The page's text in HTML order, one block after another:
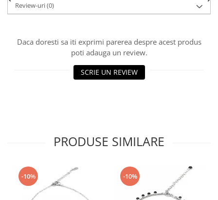
Review-uri(0)
Daca doresti sa iti exprimi parerea despre acest produs
poti adauga un review.
SCRIE UN REVIEW
PRODUSE SIMILARE
-10% -10%